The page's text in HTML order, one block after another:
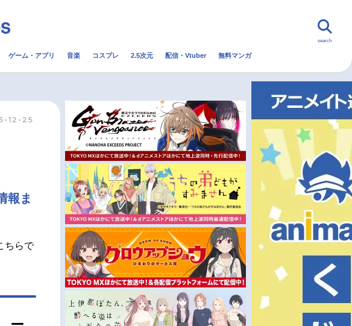
配信・Vtuber トレンド 無料マンガ
今期アニメ曜日別一覧
夏アニメ
秋アニメ
冬アニメ
search
ゲーム・アプリ 音楽 コスプレ 2.5次元 配信・Vtuber 無料マンガ
12-25
報ま
ちらで